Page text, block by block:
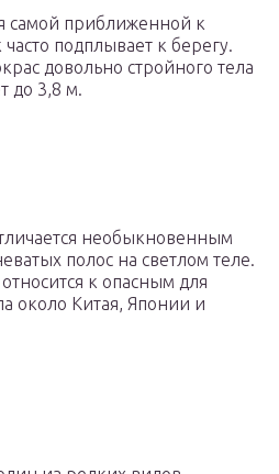
самой приближенной к
подплывает к берегу.
довольно стройного тела
до 3,8 м.
необыкновенным
полос на светлом теле.
к опасным для
около Китая, Японии и